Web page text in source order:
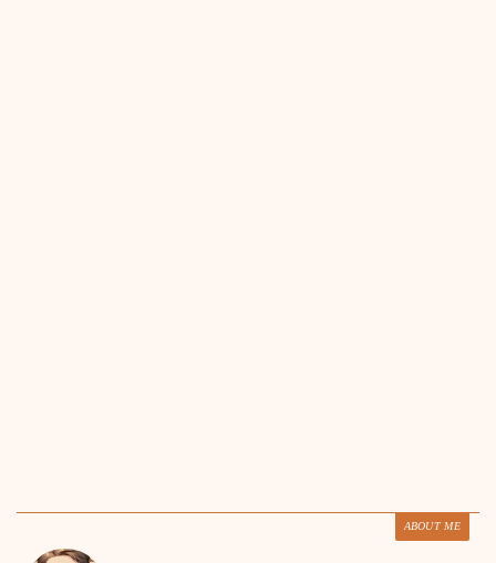
ABOUT ME